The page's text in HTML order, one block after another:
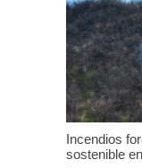
Incendios
sostenible